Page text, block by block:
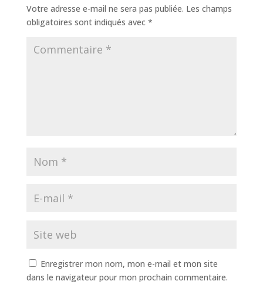
Votre adresse e-mail ne sera pas publiée. Les champs
obligatoires sont indiqués avec *
Enregistrer mon nom, mon e-mail et mon site
dans le navigateur pour mon prochain commentaire.